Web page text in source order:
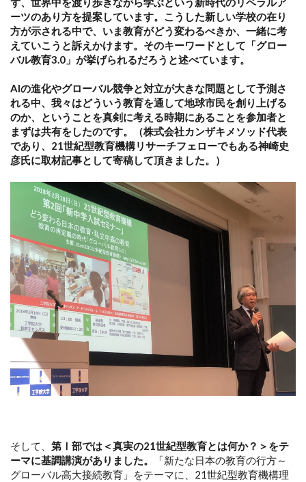
ーツのあり方を提案しています。こうした新しい学校の在り
方が示される中で、いま教育がどう変わるべきか、一緒に考
えていこうと訴えかけます。そのキーワードとして「グロー
バル教育3.0」が挙げられるだろうと述べています。
AIの進化やグローバル競争と対立が大きな問題として予測さ
れる中、我々はどういう教育を通して地球市民を創り上げる
のか、ということを真剣に考える時期にあることを参加者と
まずは共有をしたのです。（株式会社カンザキメソッド代表
であり、21世紀型教育機構リサーチフェローでもある神崎史
彦氏に取材記事として寄稿して頂きました。）
そして、 第Ⅰ部では＜真実の21世紀型教育とは何か？＞をテ
ーマに基調講演がありました。
「新たな日本の教育の行方～
グローバル高大接続教育」をテーマに、21世紀型教育機構理